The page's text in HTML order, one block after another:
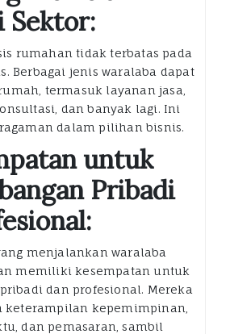
Sektor:
rumahan tidak terbatas pada
Berbagai jenis waralaba dapat
termasuk layanan jasa,
dan banyak lagi. Ini
dalam pilihan bisnis.
untuk
Pribadi
menjalankan waralaba
memiliki kesempatan untuk
dan profesional. Mereka
keterampilan kepemimpinan,
dan pemasaran, sambil